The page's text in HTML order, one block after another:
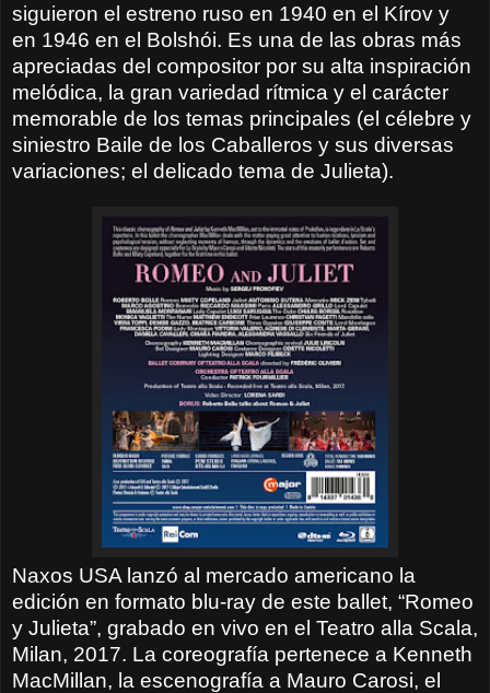
siguieron el estreno ruso en 1940 en el Kírov y
en 1946 en el Bolshói. Es una de las obras más
apreciadas del compositor por su alta inspiración
melódica, la gran variedad rítmica y el carácter
memorable de los temas principales (el célebre y
siniestro Baile de los Caballeros y sus diversas
variaciones; el delicado tema de Julieta).
Naxos USA lanzó al mercado americano la
edición en formato blu-ray de este ballet, “Romeo
y Julieta”, grabado en vivo en el Teatro alla Scala,
Milan, 2017. La coreografía pertenece a Kenneth
MacMillan, la escenografía a Mauro Carosi, el